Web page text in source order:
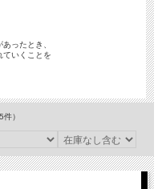
ったとき、
ていくことを
件）